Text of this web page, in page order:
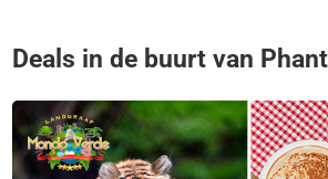
Deals in de buurt van